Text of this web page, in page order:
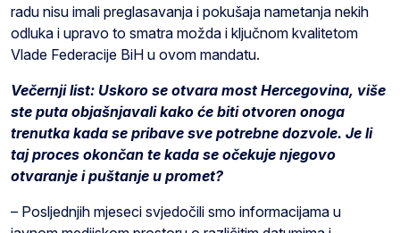
radu nisu imali preglasavanja i pokušaja nametanja nekih
odluka i upravo to smatra možda i ključnom kvalitetom
Vlade Federacije BiH u ovom mandatu.
Večernji list: Uskoro se otvara most Hercegovina, više
ste puta objašnjavali kako će biti otvoren onoga
trenutka kada se pribave sve potrebne dozvole. Je li
taj proces okončan te kada se očekuje njegovo
otvaranje i puštanje u promet?
– Posljednjih mjeseci svjedočili smo informacijama u